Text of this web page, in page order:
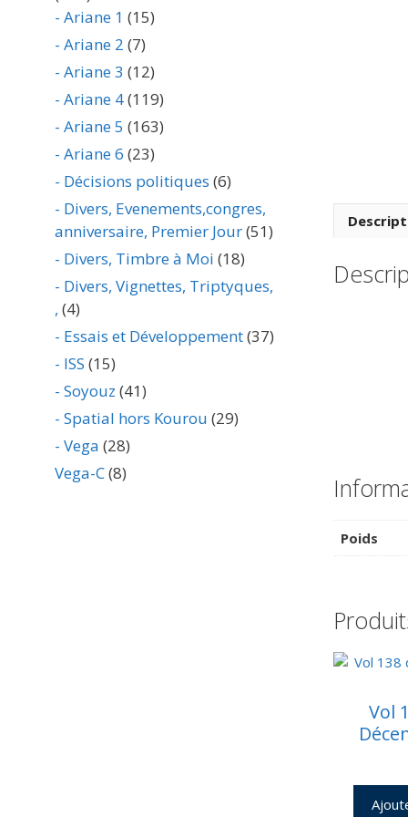
Poids
Vol
- Ariane 1 (15)
- Ariane 2 (7)
- Ariane 3 (12)
- Ariane 4(119)
- Ariane 5 (163)
- Ariane 6 (23)
- Décisions politiques (6)
- Divers, Evenements,congres,
anniversaire, Premier Jour(51)
- Divers, Timbre à Moi (18)
- Divers, Vignettes, Triptyques,
, (4)
- Essais et Développement(37)
- ISS (15)
- Soyouz (41)
- Spatial hors Kourou (29)
- Vega (28)
Vega-C(8)